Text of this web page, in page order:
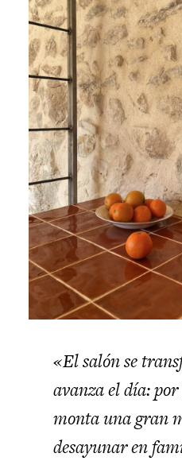
«El salón se
avanza el día:
monta una gran
desayunar en